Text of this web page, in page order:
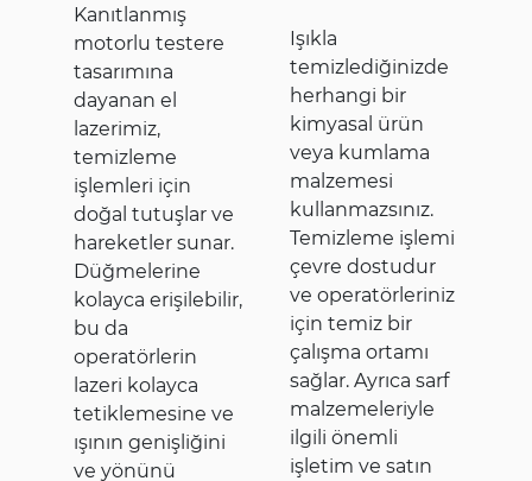
Kanıtlanmış
motorlu testere
tasarımına
dayanan el
lazerimiz,
temizleme
işlemleri için
doğal tutuşlar ve
hareketler sunar.
Düğmelerine
kolayca erişilebilir,
bu da
operatörlerin
lazeri kolayca
tetiklemesine ve
ışının genişliğini
ve yönünü
Işıkla
temizlediğinizde
herhangi bir
kimyasal ürün
veya kumlama
malzemesi
kullanmazsınız.
Temizleme işlemi
çevre dostudur
ve operatörleriniz
için temiz bir
çalışma ortamı
sağlar. Ayrıca sarf
malzemeleriyle
ilgili önemli
işletim ve satın